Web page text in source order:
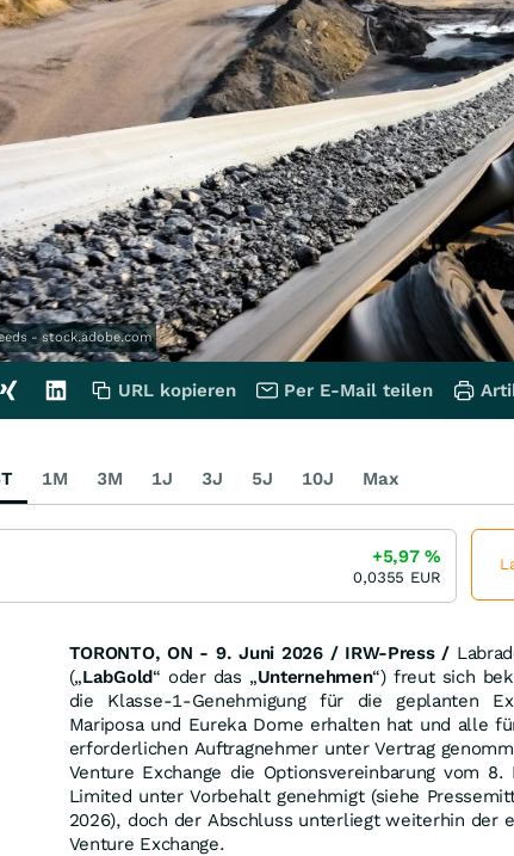
- stock.adobe.com
TORONTO, ON - 9. Juni 2026 / IRW-Press /
(„LabGold“ oder das „Unternehmen“) freut sich
die Klasse-1-Genehmigung für die geplanten
Mariposa und Eureka Dome erhalten hat und alle
erforderlichen Auftragnehmer unter Vertrag
Venture Exchange die Optionsvereinbarung vom
Limited unter Vorbehalt genehmigt (siehe
2026), doch der Abschluss unterliegt weiterhin der
Venture Exchange.
URL kopieren Per E-Mail teilen
1M 3M 1J 3J 5J 10J Max
+5,97%
0,0355 EUR